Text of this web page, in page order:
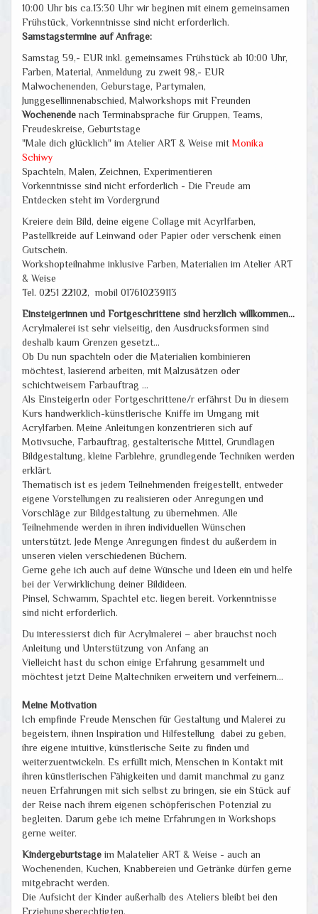
10:00 Uhr bis ca.13:30 Uhr wir beginen mit einem gemeinsamen
Frühstück, Vorkenntnisse sind nicht erforderlich.
Samstagstermine auf Anfrage:
Samstag 59,- EUR inkl. gemeinsames Frühstück ab 10:00 Uhr,
Farben, Material, Anmeldung zu zweit 98,- EUR
Malwochenenden, Geburstage, Partymalen,
Junggesellinnenabschied, Malworkshops mit Freunden
Wochenendenach Terminabsprache für Gruppen, Teams,
Freudeskreise, Geburtstage
"Male dich glücklich" im Atelier ART & Weise mit Monika
Schiwy
Spachteln, Malen, Zeichnen, Experimentieren
Vorkenntnisse sind nicht erforderlich - Die Freude am
Entdecken steht im Vordergrund
Kreiere dein Bild, deine eigene Collage mit Acyrlfarben,
Pastellkreide auf Leinwand oder Papier oder verschenk einen
Gutschein.
Workshopteilnahme inklusive Farben, Materialien im Atelier ART
& Weise
Tel. 0251 22102, mobil 017610239113
Einsteigerinnen und Fortgeschrittene sind herzlich willkommen...
Acrylmalerei ist sehr vielseitig, den Ausdrucksformen sind
deshalb kaum Grenzen gesetzt...
Ob Du nun spachteln oder die Materialien kombinieren
möchtest, lasierend arbeiten, mit Malzusätzen oder
schichtweisem Farbauftrag ...
Als EinsteigerIn oder Fortgeschrittene/r erfährst Du in diesem
Kurs handwerklich-künstlerische Kniffe im Umgang mit
Acrylfarben. Meine Anleitungen konzentrieren sich auf
Motivsuche, Farbauftrag, gestalterische Mittel, Grundlagen
Bildgestaltung, kleine Farblehre, grundlegende Techniken werden
erklärt.
Thematisch ist es jedem Teilnehmenden freigestellt, entweder
eigene Vorstellungen zu realisieren oder Anregungen und
Vorschläge zur Bildgestaltung zu übernehmen. Alle
Teilnehmende werden in ihren individuellen Wünschen
unterstützt. Jede Menge Anregungen findest du außerdem in
unseren vielen verschiedenen Büchern.
Gerne gehe ich auch auf deine Wünsche und Ideen ein und helfe
bei der Verwirklichung deiner Bildideen.
Pinsel, Schwamm, Spachtel etc. liegen bereit. Vorkenntnisse
sind nicht erforderlich.
Du interessierst dich für Acrylmalerei – aber brauchst noch
Anleitung und Unterstützung von Anfang an
Vielleicht hast du schon einige Erfahrung gesammelt und
möchtest jetzt Deine Maltechniken erweitern und verfeinern...
Meine Motivation
Ich empfinde Freude Menschen für Gestaltung und Malerei zu
begeistern, ihnen Inspiration und Hilfestellung dabei zu geben,
ihre eigene intuitive, künstlerische Seite zu finden und
weiterzuentwickeln. Es erfüllt mich, Menschen in Kontakt mit
ihren künstlerischen Fähigkeiten und damit manchmal zu ganz
neuen Erfahrungen mit sich selbst zu bringen, sie ein Stück auf
der Reise nach ihrem eigenen schöpferischen Potenzial zu
begleiten. Darum gebe ich meine Erfahrungen in Workshops
gerne weiter.
Kindergeburtstage im Malatelier ART & Weise - auch an
Wochenenden, Kuchen, Knabbereien und Getränke dürfen gerne
mitgebracht werden.
Die Aufsicht der Kinder außerhalb des Ateliers bleibt bei den
Erziehungsberechtigten.